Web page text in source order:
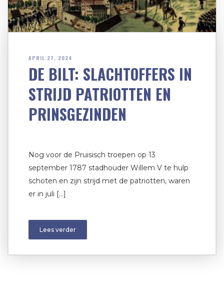
APRIL 27, 2024
DE BILT: SLACHTOFFERS IN
STRIJD PATRIOTTEN EN
PRINSGEZINDEN
Nog voor de Pruisisch troepen op 13
september 1787 stadhouder Willem V te hulp
schoten en zijn strijd met de patriotten, waren
er in juli […]
Lees verder